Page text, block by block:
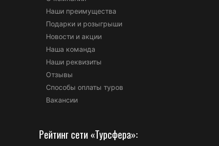
Наши преимущества
Подарки и розыгрыши
Новости и акции
Наша команда
Наши реквизиты
Отзывы
Способы оплаты туров
Вакансии
Рейтинг сети «Турсфера»: